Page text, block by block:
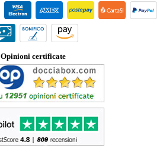
Opinioni certificate